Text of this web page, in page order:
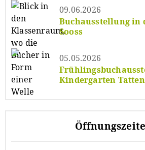
Buchausstellung in
Sooss
09.06.2026
Kindergarten
05.05.2026